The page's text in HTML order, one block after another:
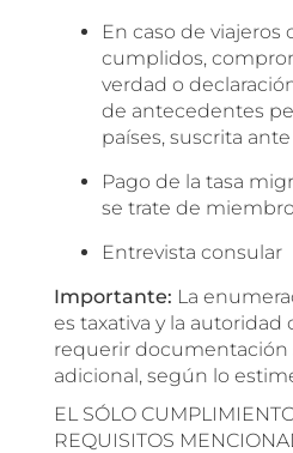
En caso de viajeros
cumplidos,
verdad o
de antecedentes
países, suscrita
Pago de la tasa
se trate de
Entrevista consular
Importante: La
es taxativa y la autoridad
requerir documentación
adicional, según lo
EL SÓLO
REQUISITOS